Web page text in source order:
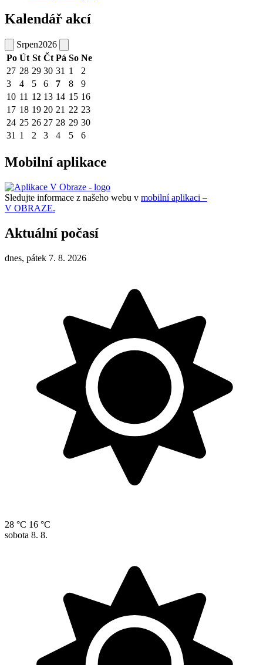
Kalendář akcí
Srpen2026
Po Út St Čt Pá So Ne
27 28 29 30 31 1
2
3
4 5 6 7 8
9
10 11 12 13 14 15 16
17 18 19 20 21 22 23
24 25 26 27 28 29 30
31 1 2 3 4 5 6
Mobilní aplikace
Sledujte informace z našeho webu v mobilní aplikaci –
V OBRAZE.
Aktuální počasí
dnes, pátek 7. 8. 2026
28 °C 16 °C
sobota 8. 8.